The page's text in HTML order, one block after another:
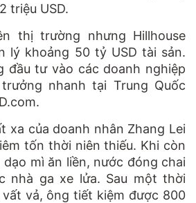
triệu USD.
thị trường nhưng Hillhouse
lý khoảng 50 tỷ USD tài sản.
đầu tư vào các doanh nghiệp
nhanh tại Trung Quốc
xa của doanh nhân Zhang Lei
tốn thời niên thiếu. Khi còn
mì ăn liền, nước đóng chai
nhà ga xe lửa. Sau một thời
vả, ông tiết kiệm được 800